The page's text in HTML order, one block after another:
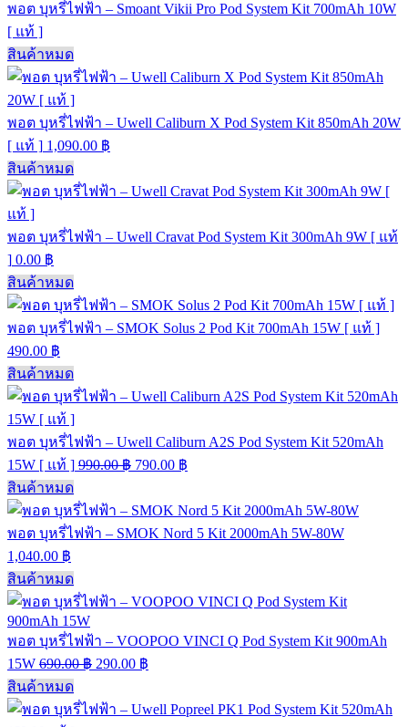
พอต บุหรี่ไฟฟ้า – Smoant Vikii Pro Pod System Kit 700mAh 10W
[ แท้ ]
สินค้าหมด
พอต บุหรี่ไฟฟ้า – Uwell Caliburn X Pod System Kit 850mAh 20W
[ แท้ ] 1,090.00 ฿
สินค้าหมด
พอต บุหรี่ไฟฟ้า – Uwell Cravat Pod System Kit 300mAh 9W [ แท้
] 0.00 ฿
สินค้าหมด
พอต บุหรี่ไฟฟ้า – SMOK Solus 2 Pod Kit 700mAh 15W [ แท้ ]
490.00 ฿
สินค้าหมด
พอต บุหรี่ไฟฟ้า – Uwell Caliburn A2S Pod System Kit 520mAh
15W [ แท้ ] 990.00฿ 790.00 ฿
สินค้าหมด
พอต บุหรี่ไฟฟ้า – SMOK Nord 5 Kit 2000mAh 5W-80W
1,040.00 ฿
สินค้าหมด
พอต บุหรี่ไฟฟ้า – VOOPOO VINCI Q Pod System Kit 900mAh
15W 690.00฿ 290.00 ฿
สินค้าหมด